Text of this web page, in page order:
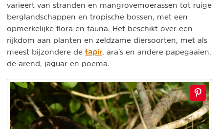
varieert van stranden en mangrovemoerassen tot ruige
berglandschappen en tropische bossen, met een
opmerkelijke flora en fauna. Het beschikt over een
rijkdom aan planten en zeldzame diersoorten, met als
meest bijzondere de tapir , ara’s en andere papegaaien,
de arend, jaguar en poema.